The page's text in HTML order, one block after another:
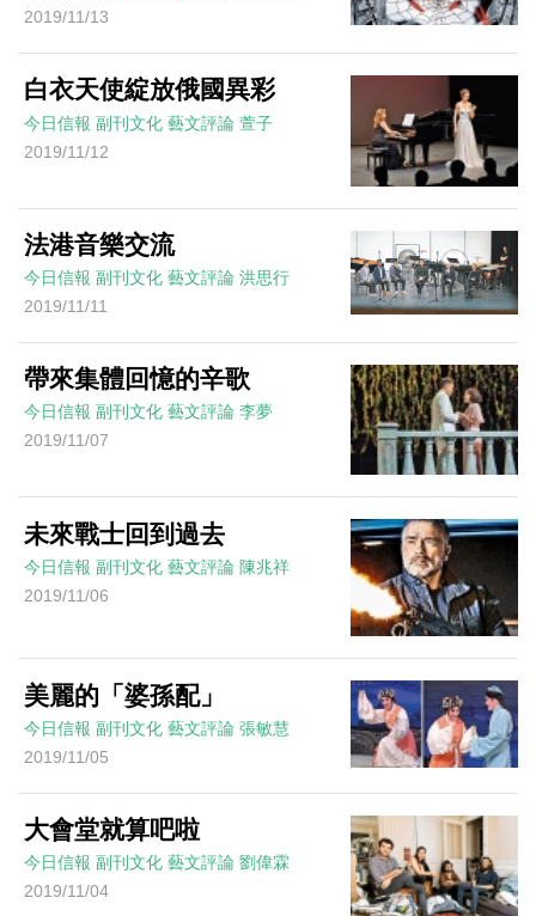
2019/11/13
白衣天使綻放俄國異彩
今日信報 副刊文化 藝文評論 萱子
2019/11/12
法港音樂交流
今日信報 副刊文化 藝文評論 洪思行
2019/11/11
帶來集體回憶的辛歌
今日信報 副刊文化 藝文評論 李夢
2019/11/07
未來戰士回到過去
今日信報 副刊文化 藝文評論 陳兆祥
2019/11/06
美麗的「婆孫配」
今日信報 副刊文化 藝文評論 張敏慧
2019/11/05
大會堂就算吧啦
今日信報 副刊文化 藝文評論 劉偉霖
2019/11/04